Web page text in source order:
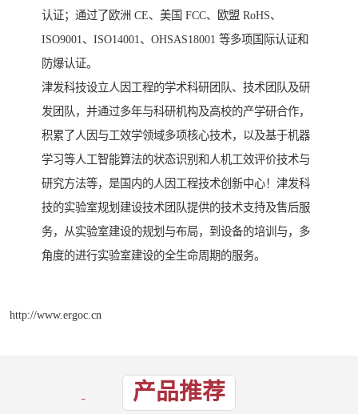
认证；通过了欧洲 CE、美国 FCC、欧盟 RoHS、
ISO9001、ISO14001、OHSAS18001 等多项国际认证和
防爆认证。
津发科技设立人因工程的学术科研团队、技术团队及研
发团队，并通过多年与科研机构及高校的产学研合作，
积累了人因与工效学领域多项核心技术，以及基于机器
学习等人工智能算法的状态识别和人机工效评价技术与
研究方法等，是国内的人因工程技术创新中心！津发科
技的实验室规划建设技术团队提供的技术支持及售后服
务，从实验室建设的规划与布局，到设备的培训与，多
角度的进行实验室建设的全生命周期的服务。
http://www.ergoc.cn
产品推荐